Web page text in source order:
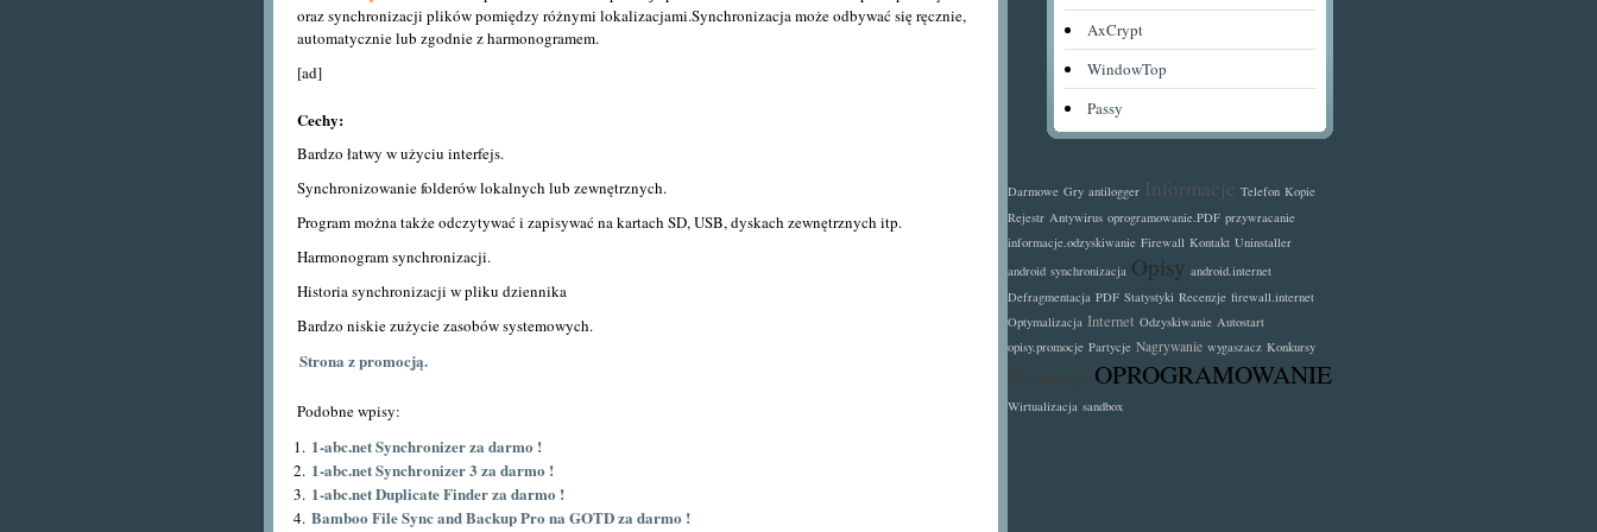
oraz synchronizacji plików pomiędzy różnymi lokalizacjami.Synchronizacja może odbywać się ręcznie,
automatycznie lub zgodnie z harmonogramem.
[ad]
Cechy:
Bardzo łatwy w użyciu interfejs.
Synchronizowanie folderów lokalnych lub zewnętrznych.
Program można także odczytywać i zapisywać na kartach SD, USB, dyskach zewnętrznych itp.
Harmonogram synchronizacji.
Historia synchronizacji w pliku dziennika
Bardzo niskie zużycie zasobów systemowych.
Strona z promocją.
Podobne wpisy:
1-abc.net Synchronizer za darmo !
1-abc.net Synchronizer 3 za darmo !
1-abc.net Duplicate Finder za darmo !
Bamboo File Sync and Backup Pro na GOTD za darmo !
AxCrypt
WindowTop
Passy
Darmowe Gry antilogger Informacje Telefon Kopie
Rejestr Antywirus oprogramowanie.PDF przywracanie
informacje.odzyskiwanie Firewall Kontakt Uninstaller
android synchronizacja Opisy android.internet
Defragmentacja PDF Statystyki Recenzje firewall.internet
Optymalizacja Internet Odzyskiwanie Autostart
opisy.promocje Partycje Nagrywanie wygaszacz Konkursy
OPROGRAMOWANIE
Wirtualizacja sandbox